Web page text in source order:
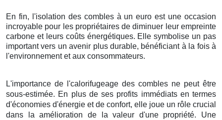
En fin, l'isolation des combles à un euro est une occasion
incroyable pour les propriétaires de diminuer leur empreinte
carbone et leurs coûts énergétiques. Elle symbolise un pas
important vers un avenir plus durable, bénéficiant à la fois à
l'environnement et aux consommateurs.
L'importance de l'calorifugeage des combles ne peut être
sous-estimée. En plus de ses profits immédiats en termes
d'économies d'énergie et de confort, elle joue un rôle crucial
dans la amélioration de la valeur d'une propriété. Une